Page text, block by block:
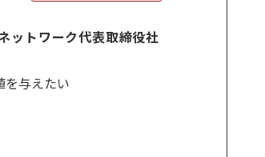
ットワーク代表取締役社
を与えたい